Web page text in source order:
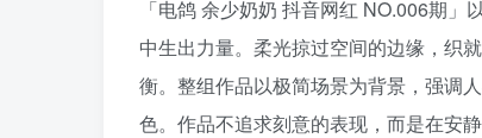
「电鸽 余少奶奶 抖音网红 NO.006期
中生出力量。柔光掠过空间的边缘，织
衡。整组作品以极简场景为背景，强调
色。作品不追求刻意的表现，而是在安